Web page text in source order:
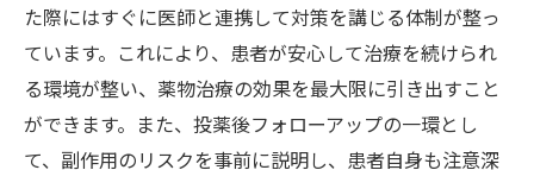
た際にはすぐに医師と連携して対策を講じる体制が整っ
ています。これにより、患者が安心して治療を続けられ
る環境が整い、薬物治療の効果を最大限に引き出すこと
ができます。また、投薬後フォローアップの一環とし
て、副作用のリスクを事前に説明し、患者自身も注意深